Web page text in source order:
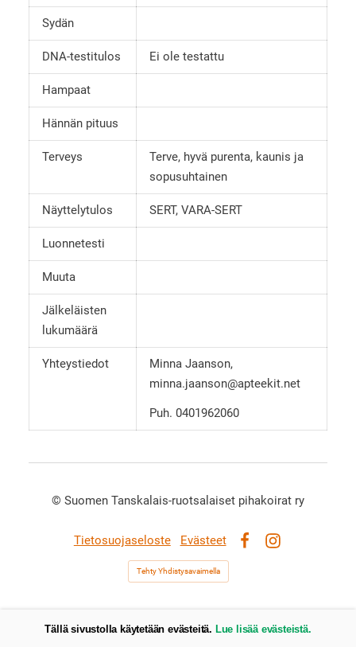
Sydän
DNA-testitulos Ei ole testattu
Hampaat
Hännän pituus
Terveys
Terve, hyvä purenta, kaunis ja
sopusuhtainen
Näyttelytulos SERT, VARA-SERT
Luonnetesti
Muuta
Jälkeläisten
lukumäärä
Yhteystiedot
Minna Jaanson,
minna.jaanson@apteekit.net
Puh. 0401962060
© Suomen Tanskalais-ruotsalaiset pihakoirat ry
Tietosuojaseloste
Evästeet
Tehty Yhdistysavaimella
Tällä sivustolla käytetään evästeitä. Lue lisää evästeistä.